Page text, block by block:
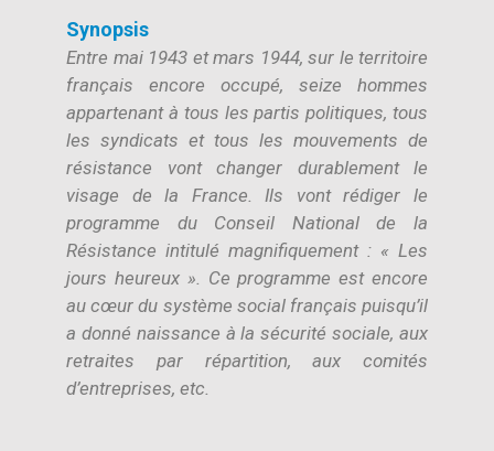
Synopsis
Entre mai 1943 et mars 1944, sur le territoire
français encore occupé, seize hommes
appartenant à tous les partis politiques, tous
les syndicats et tous les mouvements de
résistance vont changer durablement le
visage de la France. Ils vont rédiger le
programme du Conseil National de la
Résistance intitulé magnifiquement : « Les
jours heureux ». Ce programme est encore
au cœur du système social français puisqu’il
a donné naissance à la sécurité sociale, aux
retraites par répartition, aux comités
d’entreprises, etc.